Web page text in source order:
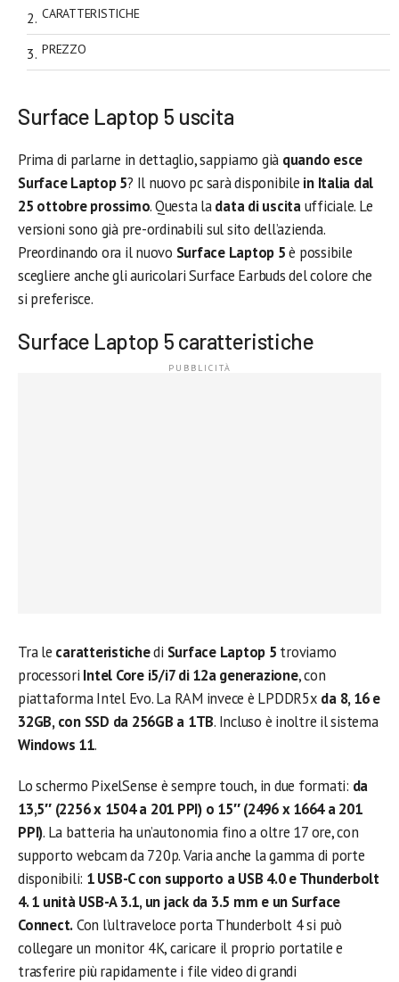
CARATTERISTICHE
PREZZO
Surface Laptop 5 uscita
Prima di parlarne in dettaglio, sappiamo già quando esce
Surface Laptop 5? Il nuovo pc sarà disponibile in Italia dal
25 ottobre prossimo. Questa ladata di uscitaufficiale. Le
versioni sono già pre-ordinabili sul sito dell’azienda.
Preordinando ora il nuovo Surface Laptop 5è possibile
scegliere anche gli auricolari Surface Earbuds del colore che
si preferisce.
Surface Laptop 5 caratteristiche
Tra le caratteristichedi Surface Laptop 5 troviamo
processori Intel Core i5/i7 di 12a generazione, con
piattaforma Intel Evo. La RAM invece è LPDDR5x da 8, 16 e
32GB, con SSD da 256GB a 1TB. Incluso è inoltre il sistema
Windows 11.
Lo schermo PixelSense è sempre touch, in due formati: da
13,5″ (2256 x 1504 a 201 PPI) o 15″ (2496 x 1664 a 201
PPI). La batteria ha un’autonomia fino a oltre 17 ore, con
supporto webcam da 720p. Varia anche la gamma di porte
disponibili: 1 USB-C con supporto a USB 4.0 e Thunderbolt
4. 1 unità USB-A 3.1, un jack da 3.5 mm e un Surface
Connect.Con l’ultraveloce porta Thunderbolt 4 si può
collegare un monitor 4K, caricare il proprio portatile e
trasferire più rapidamente i file video di grandi